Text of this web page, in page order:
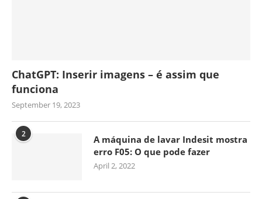
ChatGPT: Inserir imagens – é assim que
funciona
September 19, 2023
2
A máquina de lavar Indesit mostra
erro F05: O que pode fazer
April 2, 2022